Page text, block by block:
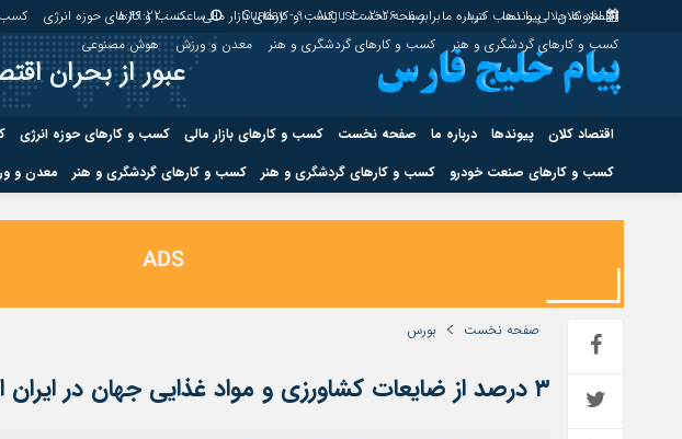
افزونه جلالی را نصب کنید. برابر با : Sunday - 9 - August - 2026 ساعت :8:49:23 اقتصاد کلان پیوندها درباره ما صفحه نخست کسب و کارهای بازار مالی کسب و کارهای حوزه انرژی کسب
کسب و کارهای گردشگری و هنر
کسب و کارهای گردشگری و هنر معدن و ورزش هوش مصنوعی
عبور از بحران
اقتصاد کلان پیوندها درباره ما صفحه نخست کسب و کارهای بازار مالی کسب و کارهای حوزه انرژی
کسب و کارهای صنعت خودرو
کسب و کارهای گردشگری و هنر کسب و کارهای گردشگری و هنر معدن و
اقتصاد کلان پیوندها درباره
کسب و کارهای حوزه کشاورزی
هوش مصنوعی
صفحه نخست بورس
۳ درصد از ضایعات کشاورزی و مواد غذایی جهان در ایران است